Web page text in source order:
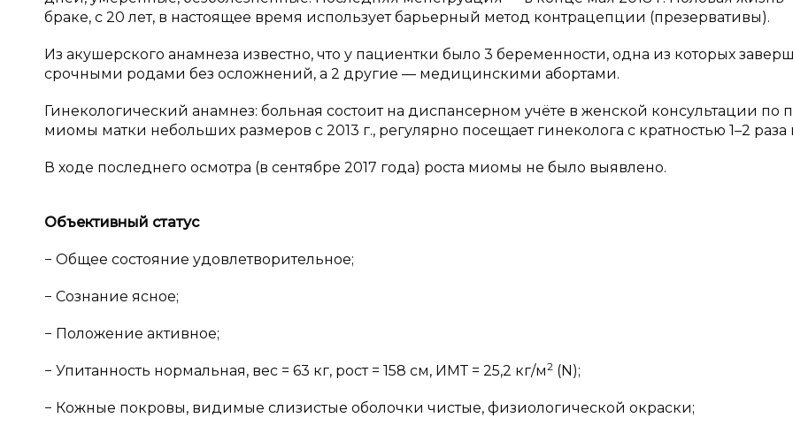
браке, с 20 лет, в настоящее время использует барьерный метод контрацепции (презервативы).
Из акушерского анамнеза известно, что у пациентки было 3 беременности, одна из которых
срочными родами без осложнений, а 2 другие — медицинскими абортами.
Гинекологический анамнез: больная состоит на диспансерном учёте в женской консультации по
миомы матки небольших размеров с 2013 г., регулярно посещает гинеколога с кратностью 1–2 раза
В ходе последнего осмотра (в сентябре 2017 года) роста миомы не было выявлено.
Объективный статус
− Общее состояние удовлетворительное;
− Сознание ясное;
− Положение активное;
− Упитанность нормальная, вес = 63 кг, рост = 158 см, ИМТ = 25,2 кг/м2 (N);
− Кожные покровы, видимые слизистые оболочки чистые, физиологической окраски;